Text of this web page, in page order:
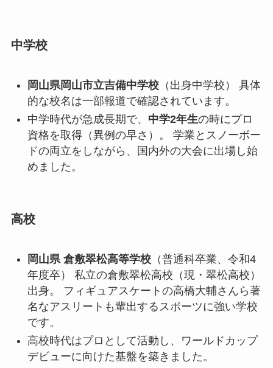
中学校
岡山県岡山市立吉備中学校（出身中学校） 具体
的な校名は一部報道で確認されています。
中学時代が急成長期で、 中学2年生の時にプロ
資格を取得（異例の早さ）。 学業とスノーボー
ドの両立をしながら、国内外の大会に出場し始
めました。
高校
岡山県 倉敷翠松高等学校（普通科卒業、令和4
年度卒） 私立の倉敷翠松高校（現・翠松高校）
出身。 フィギュアスケートの高橋大輔さんら著
名なアスリートも輩出するスポーツに強い学校
です。
高校時代はプロとして活動し、ワールドカップ
デビューに向けた基盤を築きました。